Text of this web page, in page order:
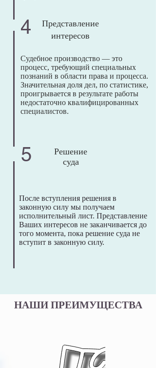
4
Решение
суда
После вступления решения в
законную силу мы получаем
исполнительный лист. Представление
Ваших интересов не заканчивается до
того момента, пока решение суда не
вступит в законную силу.
Представление
интересов
Судебное производство — это
процесс, требующий специальных
познаний в области права и процесса.
Значительная доля дел, по статистике,
проигрывается в результате работы
недостаточно квалифицированных
специалистов.
5
НАШИ ПРЕИМУЩЕСТВА